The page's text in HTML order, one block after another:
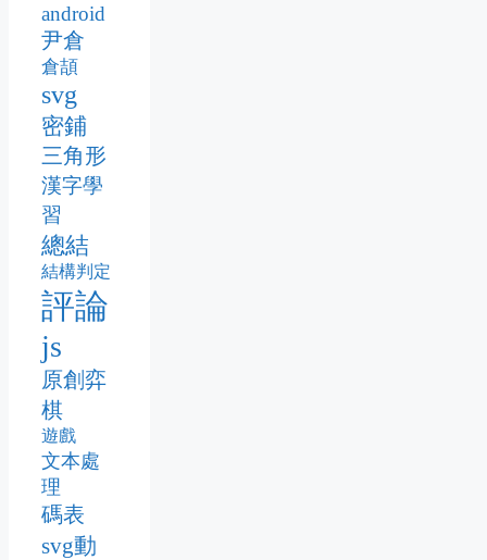
android
尹倉
倉頡
svg
密鋪
三角形
漢字學
習
總結
結構判定
評論
js
原創弈
棋
遊戲
文本處
理
碼表
svg動